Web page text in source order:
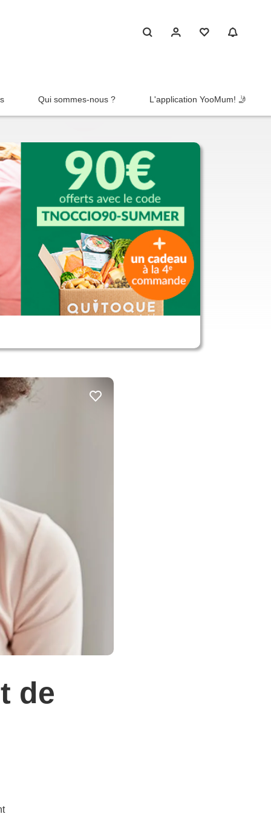
Qui sommes-nous ? L'application YooMum! 🤳
de